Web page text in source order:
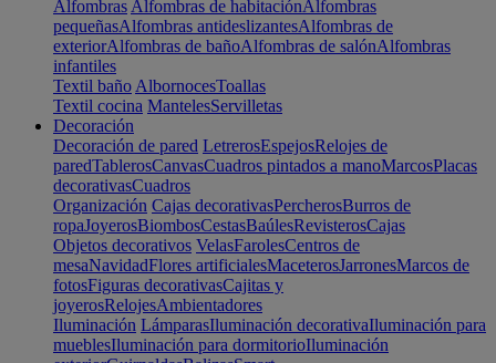
Alfombras Alfombras de habitaciónAlfombras
pequeñasAlfombras antideslizantesAlfombras de
exteriorAlfombras de bañoAlfombras de salónAlfombras
infantiles
Textil baño AlbornocesToallas
Textil cocina MantelesServilletas
Decoración
Decoración de pared LetrerosEspejosRelojes de
paredTablerosCanvasCuadros pintados a manoMarcosPlacas
decorativasCuadros
Organización Cajas decorativasPercherosBurros de
ropaJoyerosBiombosCestasBaúlesRevisterosCajas
Objetos decorativos VelasFarolesCentros de
mesaNavidadFlores artificialesMaceterosJarronesMarcos de
fotosFiguras decorativasCajitas y
joyerosRelojesAmbientadores
Iluminación LámparasIluminación decorativaIluminación para
mueblesIluminación para dormitorioIluminación